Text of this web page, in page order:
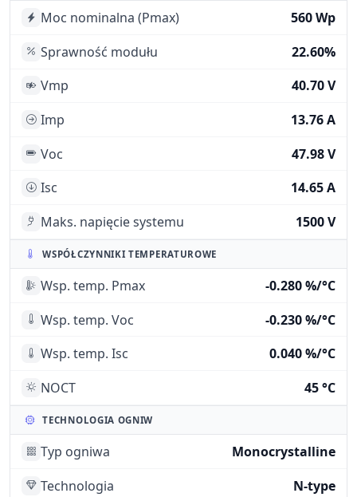
Moc nominalna (Pmax)
560 Wp
Sprawność modułu
22.60%
Vmp
40.70 V
Imp
13.76 A
Voc
47.98 V
Isc
14.65 A
Maks. napięcie systemu
1500 V
WSPÓŁCZYNNIKI TEMPERATUROWE
Wsp. temp. Pmax
-0.280 %/°C
Wsp. temp. Voc
-0.230 %/°C
Wsp. temp. Isc
0.040 %/°C
NOCT
45 °C
TECHNOLOGIA OGNIW
Typ ogniwa
Monocrystalline
Technologia
N-type